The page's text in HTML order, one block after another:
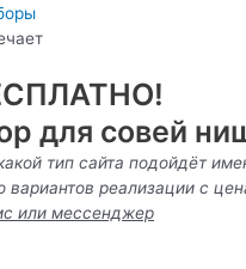
для совей
тип сайта подойдёт
вариантов реализации с
или мессенджер